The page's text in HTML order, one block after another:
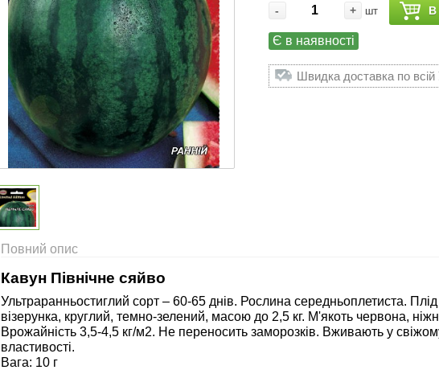
- + шт В
Є в наявності
Швидка доставка по всій
Повний опис
Кавун Північне сяйво
Ультраранньостиглий сорт – 60-65 днів. Рослина середньоплетиста.
візерунка, круглий, темно-зелений, масою до 2,5 кг. М'якоть червона,
Врожайність 3,5-4,5 кг/м2. Не переносить заморозків. Вживають у
властивості.
Вага: 10 г